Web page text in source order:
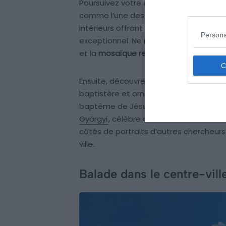
Poursuivez votre exploration en
comme l’une des plus belles
intérieurs offrant une représentation
exceptionnel. Ne manquez pas non
et la mosaïque remarquable
Ensuite, découvrez la Tour Dömötör,
baptistère et ornée d’une peinture
baptême de Jésus-Christ. Enfin,
Györgyi, célèbre découvreur de la
côtés de portraits d’autres
ville.
Balade dans le centre-